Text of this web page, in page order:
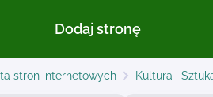
Dodaj stronę
stron internetowych Kultura i